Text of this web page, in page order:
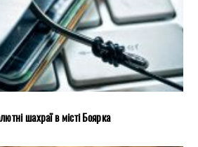
шахраї в місті Боярка